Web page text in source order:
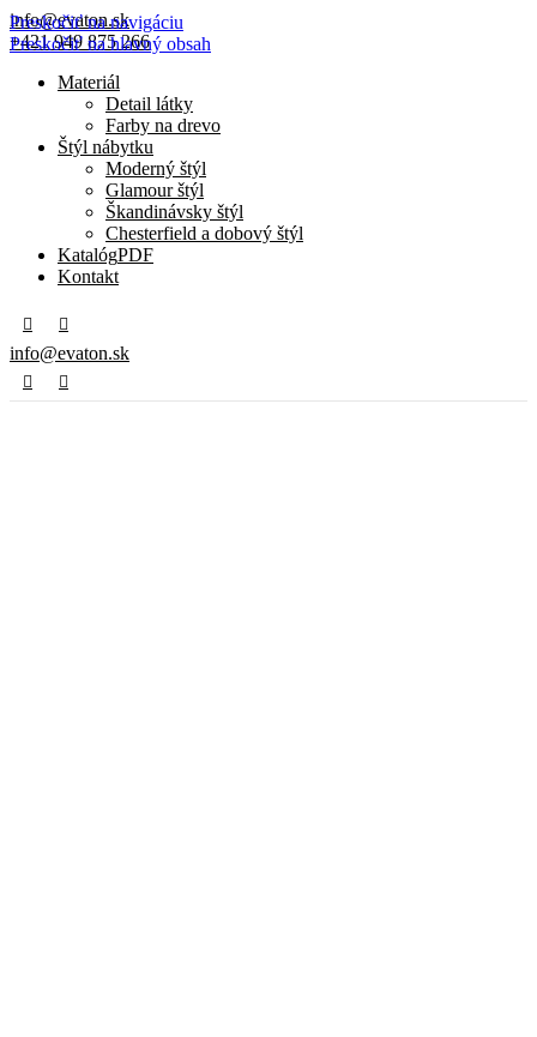
Preskočiť na navigáciu
Preskočiť na hlavný obsah
info@evaton.sk
+421 949 875 266
Materiál
Detail látky
Farby na drevo
Štýl nábytku
Moderný štýl
Glamour štýl
Škandinávsky štýl
Chesterfield a dobový štýl
KatalógPDF
Kontakt
info@evaton.sk